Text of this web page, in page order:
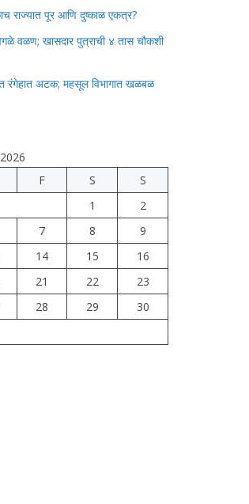
राज्यात पूर आणि दुष्काळ एकत्र?
वळण; खासदार पुत्राची ४ तास चौकशी
रंगेहात अटक; महसूल विभागात खळबळ
F S
S
1
2
7 8
9
14 15
16
21 22
23
28 29
30